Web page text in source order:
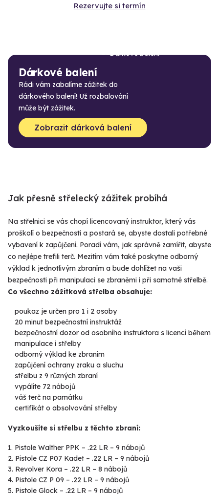
Rezervujte si termín
Dárkové balení
Rádi vám zabalíme zážitek do
dárkového balení! Už rozbalování
může být zážitek.
Zobrazit dárková balení
Jak přesně střelecký zážitek probíhá
Na střelnici se vás chopí licencovaný instruktor, který vás
proškolí o bezpečnosti a postará se, abyste dostali potřebné
vybavení k zapůjčení. Poradí vám, jak správně zamířit, abyste
co nejlépe trefili terč. Mezitím vám také poskytne odborný
výklad k jednotlivým zbraním a bude dohlížet na vaši
bezpečnosti při manipulaci se zbraněmi i při samotné střelbě.
Co všechno zážitková střelba obsahuje:
poukaz je určen pro 1 i 2 osoby
20 minut bezpečnostní instruktáž
bezpečnostní dozor od osobního instruktora s licencí během
manipulace i střelby
odborný výklad ke zbraním
zapůjčení ochrany zraku a sluchu
střelbu z 9 různých zbraní
vypálíte 72 nábojů
váš terč na památku
certifikát o absolvování střelby
Vyzkoušíte si střelbu z těchto zbraní:
Pistole Walther PPK – .22 LR – 9 nábojů
Pistole CZ P07 Kadet – .22 LR – 9 nábojů
Revolver Kora – .22 LR – 8 nábojů
Pistole CZ P 09 – .22 LR – 9 nábojů
Pistole Glock – .22 LR – 9 nábojů